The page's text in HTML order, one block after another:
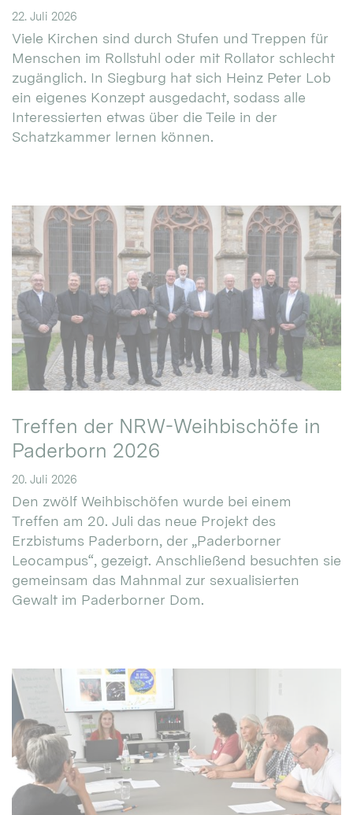
22. Juli 2026
Viele Kirchen sind durch Stufen und Treppen für
Menschen im Rollstuhl oder mit Rollator schlecht
zugänglich. In Siegburg hat sich Heinz Peter Lob
ein eigenes Konzept ausgedacht, sodass alle
Interessierten etwas über die Teile in der
Schatzkammer lernen können.
Treffen der NRW-Weihbischöfe in
Paderborn 2026
20. Juli 2026
Den zwölf Weihbischöfen wurde bei einem
Treffen am 20. Juli das neue Projekt des
Erzbistums Paderborn, der „Paderborner
Leocampus“, gezeigt. Anschließend besuchten sie
gemeinsam das Mahnmal zur sexualisierten
Gewalt im Paderborner Dom.